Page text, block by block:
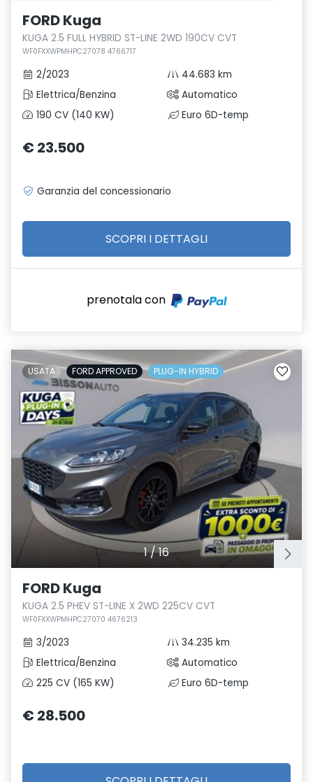
FORD Kuga
KUGA 2.5 FULL HYBRID ST-LINE 2WD 190CV CVT
WF0FXXWPMHPC27078 4766717
2/2023
44.683 km
Elettrica/Benzina
Automatico
190 CV (140 KW)
Euro 6D-temp
€ 23.500
Garanzia del concessionario
SCOPRI I DETTAGLI
prenotala con
1/16
USATA FORD APPROVED PLUG-IN HYBRID
FORD Kuga
KUGA 2.5 PHEV ST-LINE X 2WD 225CV CVT
WF0FXXWPMHPC27070 4676213
3/2023
34.235 km
Elettrica/Benzina
Automatico
225 CV (165 KW)
Euro 6D-temp
€ 28.500